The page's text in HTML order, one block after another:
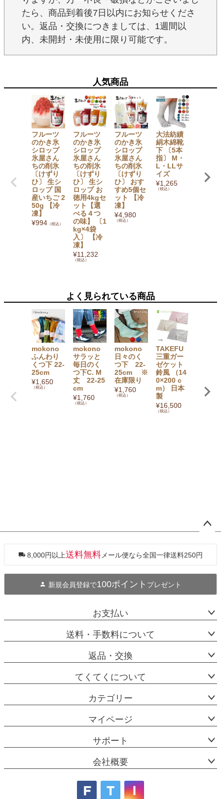
たら、商品到着後7日以内にお知らせくださ
い。返品・交換につきましては、1週間以
内、未開封・未使用に限り可能です。
人気商品
フルーツ
のかき氷
シロップ
氷屋さん
ちの削氷
〔けずり
ひ〕 生シ
ロップ 国
産いちご 2
50g 【冷
凍】
¥994 （税込）
フルーツ
のかき氷
シロップ
氷屋さん
ちの削氷
〔けずり
ひ〕 生シ
ロップ お
徳用4kgセ
ット【選
べる４つ
の味】 〔1
kg×4袋
入〕 【冷
凍】
¥11,232
（税込）
フルーツ
のかき氷
シロップ
氷屋さん
ちの削氷
〔けずり
ひ〕 おす
すめ5個セ
ット 【冷
凍】
¥4,980
（税込）
大法紡績
絹木綿靴
下 〔5本
指〕 M・
L・LLサ
イズ
¥1,265
（税込）
プ6本
ト（い
よく見られている商品
mokono
ふんわり
くつ下 22-
25cm
¥1,650
（税込）
mokono
サラッと
毎日のく
つ下C. M
丈 22-25
cm
¥1,760
（税込）
mokono
日々のく
つ下 22-
25cm ※
在庫限り
¥1,760
（税込）
TAKEFU
三重ガー
ゼケット
鈴風 （14
0×200 c
m） 日本
製
¥16,500
（税込）
80ml
2,970
ジト
へ
8,000円以上送料無料 メール便なら全国一律送料250円
新規会員登録で100ポイント プレゼント
お支払い
送料・手数料について
返品・交換
てくてくについて
カテゴリー
マイページ
サポート
会社概要